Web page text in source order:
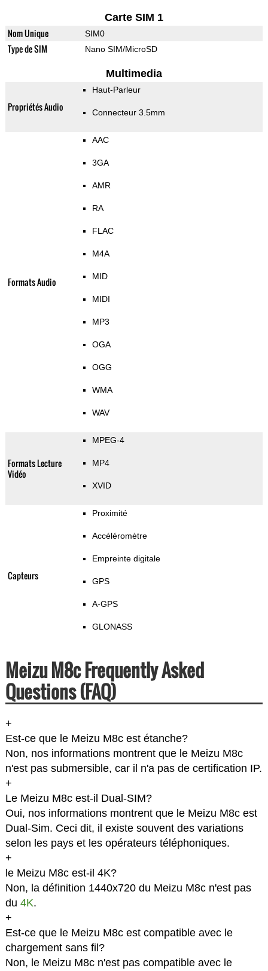
Carte SIM 1
Nom Unique SIM0
Type de SIM Nano SIM/MicroSD
Multimedia
Propriétés Audio
Haut-Parleur
Connecteur 3.5mm
Formats Audio
AAC
3GA
AMR
RA
FLAC
M4A
MID
MIDI
MP3
OGA
OGG
WMA
WAV
Formats Lecture
Vidéo
MPEG-4
MP4
XVID
Capteurs
Proximité
Accéléromètre
Empreinte digitale
GPS
A-GPS
GLONASS
Meizu M8c Frequently Asked
Questions (FAQ)
+
Est-ce que le Meizu M8c est étanche?
Non, nos informations montrent que le Meizu M8c
n'est pas submersible, car il n'a pas de certification IP.
+
Le Meizu M8c est-il Dual-SIM?
Oui, nos informations montrent que le Meizu M8c est
Dual-Sim. Ceci dit, il existe souvent des variations
selon les pays et les opérateurs téléphoniques.
+
le Meizu M8c est-il 4K?
Non, la définition 1440x720 du Meizu M8c n'est pas
du 4K.
+
Est-ce que le Meizu M8c est compatible avec le
chargement sans fil?
Non, le Meizu M8c n'est pas compatible avec le